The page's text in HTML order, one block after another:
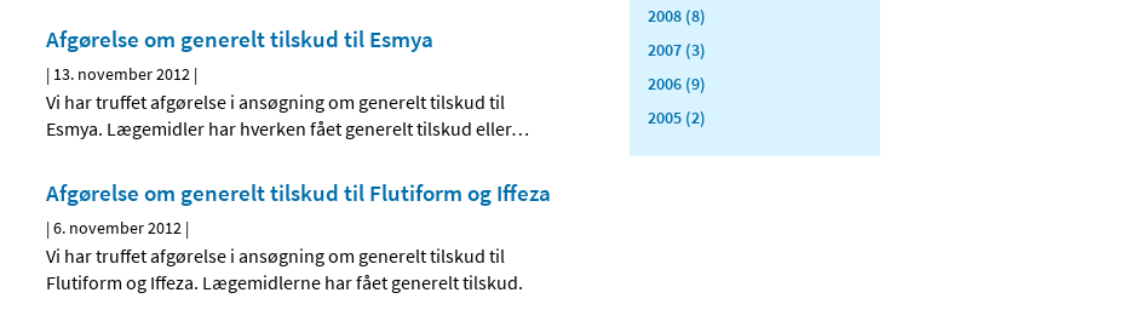
Afgørelse om generelt tilskud til Esmya
| 13. november 2012 |
Vi har truffet afgørelse i ansøgning om generelt tilskud til
Esmya. Lægemidler har hverken fået generelt tilskud eller…
Afgørelse om generelt tilskud til Flutiform og Iffeza
|6. november 2012 |
Vi har truffet afgørelse i ansøgning om generelt tilskud til
Flutiform og Iffeza. Lægemidlerne har fået generelt tilskud.
2008 (8)
2007 (3)
2006 (9)
2005 (2)